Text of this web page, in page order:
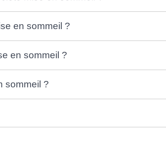
en sommeil ?
en sommeil ?
sommeil ?